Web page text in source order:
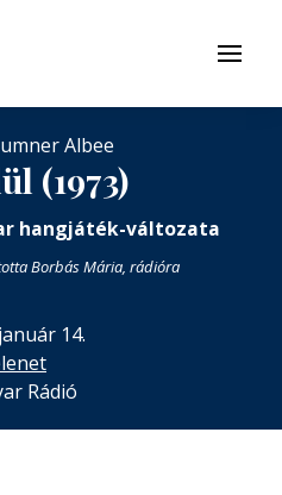
Menü
Albee
(1973)
hangjáték-változata
Borbás Mária, rádióra
14.
Rádió